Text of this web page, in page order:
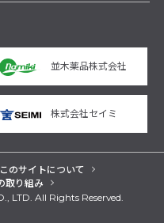
並木薬品株式会社
株式会社セイミ
このサイトについて
取り組み
LTD. All Rights Reserved.